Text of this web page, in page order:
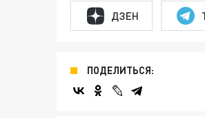
ДЗЕН
ПОДЕЛИТЬСЯ: